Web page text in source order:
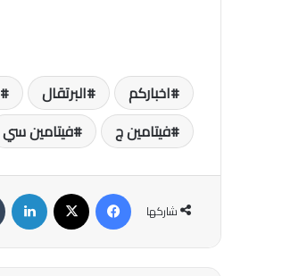
اخباركم البرتقال
فيتامين ج
فيتامين سي
شاركها